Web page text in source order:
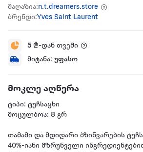
მაღაზია:n.t.dreamers.store
ბრენდი:Yves Saint Laurent
5 ₾-დან თვეში
მიტანა: უფასო
მოკლე აღწერა
ტიპი: ტუჩსაცხი
მოცულბოა: 8 გრ
თამამი და მდიდარი ბზინვარების ტუჩსაცხი.
40%-იანი მზრუნველი